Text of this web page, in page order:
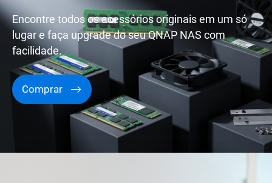
Encontre todos os acessórios originais em um só
lugar e faça upgrade do seu QNAP NAS com
facilidade.
Comprar